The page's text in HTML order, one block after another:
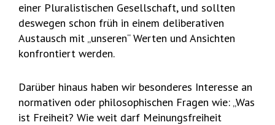
einer Pluralistischen Gesellschaft, und sollten
deswegen schon früh in einem deliberativen
Austausch mit „unseren“ Werten und Ansichten
konfrontiert werden.
Darüber hinaus haben wir besonderes Interesse an
normativen oder philosophischen Fragen wie: „Was
ist Freiheit? Wie weit darf Meinungsfreiheit